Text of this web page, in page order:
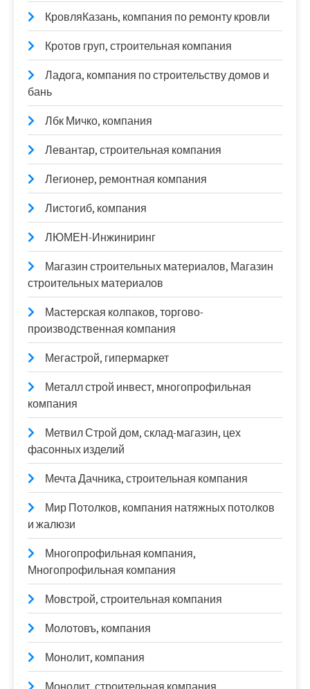
КровляКазань, компания по ремонту кровли
Кротов груп, строительная компания
Ладога, компания по строительству домов и
бань
Лбк Мичко, компания
Левантар, строительная компания
Легионер, ремонтная компания
Листогиб, компания
ЛЮМЕН-Инжиниринг
Магазин строительных материалов, Магазин
строительных материалов
Мастерская колпаков, торгово-
производственная компания
Мегастрой, гипермаркет
Металл строй инвест, многопрофильная
компания
Метвил Строй дом, склад-магазин, цех
фасонных изделий
Мечта Дачника, строительная компания
Мир Потолков, компания натяжных потолков
и жалюзи
Многопрофильная компания,
Многопрофильная компания
Мовстрой, строительная компания
Молотовъ, компания
Монолит, компания